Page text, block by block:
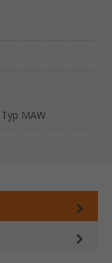
MAW